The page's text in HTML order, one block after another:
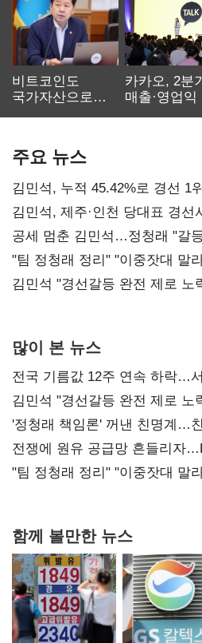
비트코인도
국가자산으로…'
카카오, 2분
매출·영업익
주요 뉴스
김민석, 누적 45.42%로 경선 1
0.86%p(2보)
김민석, 제주·인천 당대표 경선
공세 멈춘 김민석…정청래 "갈
"팀 정청래 정리" "이중잣대 말
다툼 격화
김민석 "경선갈등 완전 제로
많이 본 뉴스
전국 기름값 12주 연속 하락…
김민석 "경선갈등 완전 제로
사과부터"
'정청래 책임론' 꺼낸 친명계…
때리기
전쟁에 원유 공급망 흔들리자
핵심으로 재부상
"팀 정청래 정리" "이중잣대 말
함께 볼만한 뉴스